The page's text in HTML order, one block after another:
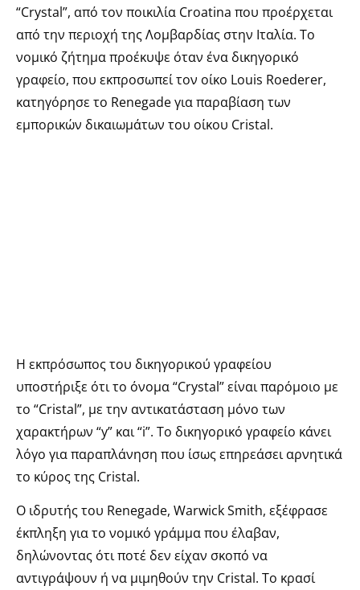
“Crystal”, από τον ποικιλία Croatina που προέρχεται
από την περιοχή της Λομβαρδίας στην Ιταλία. Το
νομικό ζήτημα προέκυψε όταν ένα δικηγορικό
γραφείο, που εκπροσωπεί τον οίκο Louis Roederer,
κατηγόρησε το Renegade για παραβίαση των
εμπορικών δικαιωμάτων του οίκου Cristal.
Η εκπρόσωπος του δικηγορικού γραφείου
υποστήριξε ότι το όνομα “Crystal” είναι παρόμοιο με
το “Cristal”, με την αντικατάσταση μόνο των
χαρακτήρων “y” και “i”. Το δικηγορικό γραφείο κάνει
λόγο για παραπλάνηση που ίσως επηρεάσει αρνητικά
το κύρος της Cristal.
Ο ιδρυτής του Renegade, Warwick Smith, εξέφρασε
έκπληξη για το νομικό γράμμα που έλαβαν,
δηλώνοντας ότι ποτέ δεν είχαν σκοπό να
αντιγράψουν ή να μιμηθούν την Cristal. Το κρασί